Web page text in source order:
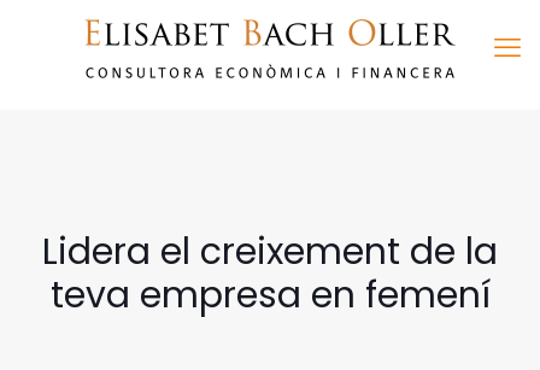
Lidera el creixement de la
teva empresa en femení